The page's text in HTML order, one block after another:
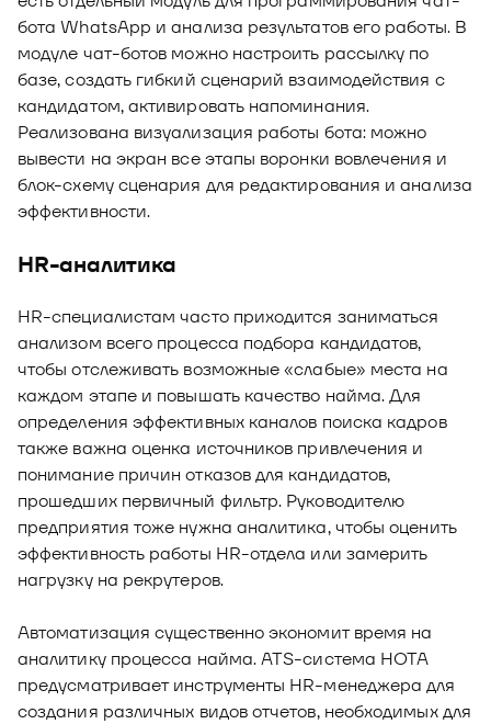
бота WhatsApp и анализа результатов его работы. В
модуле чат-ботов можно настроить рассылку по
базе, создать гибкий сценарий взаимодействия с
кандидатом, активировать напоминания.
Реализована визуализация работы бота: можно
вывести на экран все этапы воронки вовлечения и
блок-схему сценария для редактирования и анализа
эффективности.
HR-аналитика
HR-специалистам часто приходится заниматься
анализом всего процесса подбора кандидатов,
чтобы отслеживать возможные «слабые» места на
каждом этапе и повышать качество найма. Для
определения эффективных каналов поиска кадров
также важна оценка источников привлечения и
понимание причин отказов для кандидатов,
прошедших первичный фильтр. Руководителю
предприятия тоже нужна аналитика, чтобы оценить
эффективность работы HR-отдела или замерить
нагрузку на рекрутеров.
Автоматизация существенно экономит время на
аналитику процесса найма. ATS-система НОТА
предусматривает инструменты HR-менеджера для
создания различных видов отчетов, необходимых для